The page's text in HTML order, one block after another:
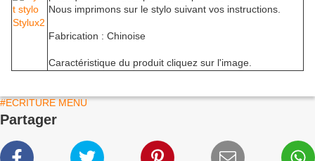
Nous imprimons sur le stylo suivant vos instructions.
Fabrication : Chinoise
Caractéristique du produit cliquez sur l'image.
#ECRITURE MENU
Partager